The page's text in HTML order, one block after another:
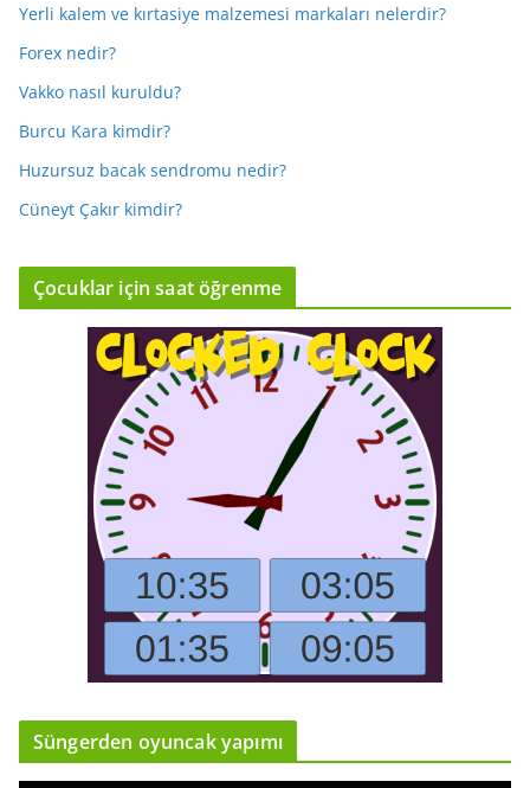
Yerli kalem ve kırtasiye malzemesi markaları nelerdir?
Forex nedir?
Vakko nasıl kuruldu?
Burcu Kara kimdir?
Huzursuz bacak sendromu nedir?
Cüneyt Çakır kimdir?
Çocuklar için saat öğrenme
Süngerden oyuncak yapımı